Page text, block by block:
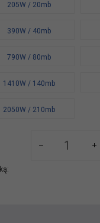
205W / 20mb
390W / 40mb
790W / 80mb
1410W / 140mb
2050W / 210mb